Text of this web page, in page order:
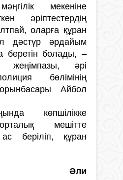
мекеніне
әріптестердің
оларға құран
дәстүр әрдайым
беретін болады, –
әрі
бөлімінің
Айбол
көпшілікке
мешітте
беріліп, құран